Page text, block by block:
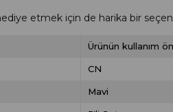
etmek için de harika bir
Ürünün kullanım
CN
Mavi